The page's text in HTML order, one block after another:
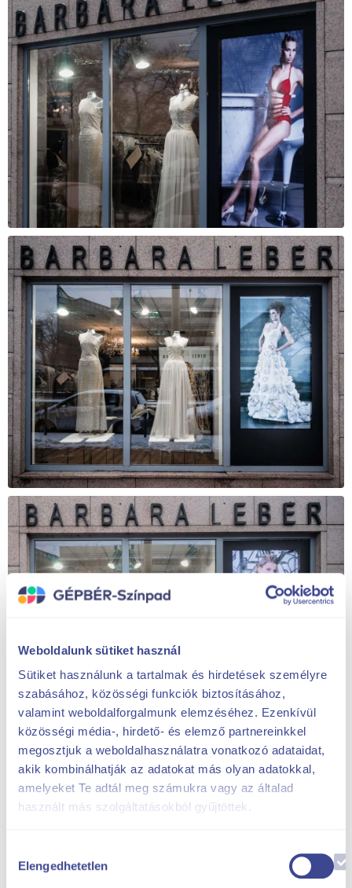
Weboldalunk sütiket használ
Sütiket használunk a tartalmak és hirdetések személyre
szabásához, közösségi funkciók biztosításához,
valamint weboldalforgalmunk elemzéséhez. Ezenkívül
közösségi média-, hirdető- és elemző partnereinkkel
megosztjuk a weboldalhasználatra vonatkozó adataidat,
akik kombinálhatják az adatokat más olyan adatokkal,
amelyeket Te adtál meg számukra vagy az általad
használt más szolgáltatásokból gyűjtöttek.
kiválasztása
Elengedhetetlen
Solicită o ofertă